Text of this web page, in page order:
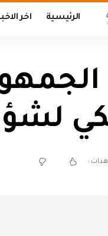
الرئيسية اخر